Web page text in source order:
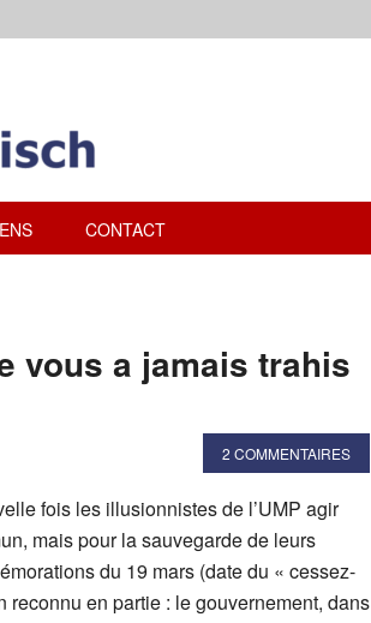
CONTACT
vous a jamais trahis
2 COMMENTAIRES
fois les illusionnistes de l’UMP agir
mais pour la sauvegarde de leurs
du 19 mars (date du « cessez-
reconnu en partie : le gouvernement, dans